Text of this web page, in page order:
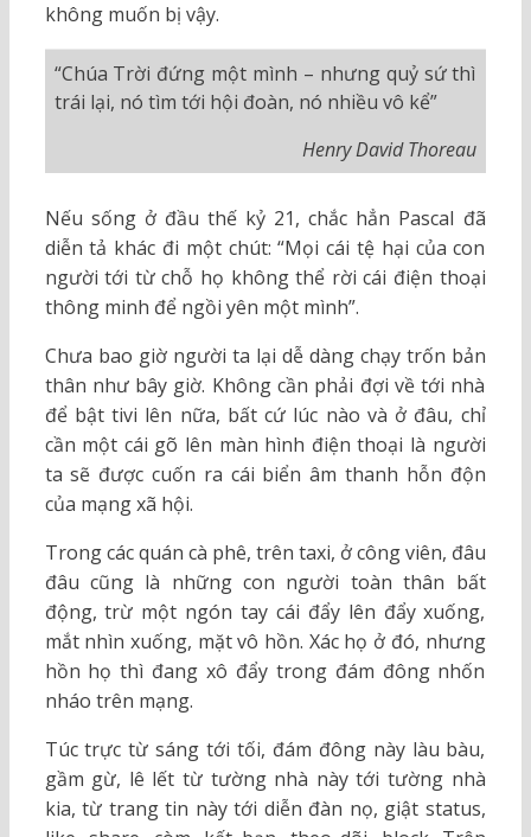
không muốn bị vậy.
“Chúa Trời đứng một mình – nhưng quỷ sứ thì
trái lại, nó tìm tới hội đoàn, nó nhiều vô kể”
Henry David Thoreau
Nếu sống ở đầu thế kỷ 21, chắc hẳn Pascal đã
diễn tả khác đi một chút: “Mọi cái tệ hại của con
người tới từ chỗ họ không thể rời cái điện thoại
thông minh để ngồi yên một mình”.
Chưa bao giờ người ta lại dễ dàng chạy trốn bản
thân như bây giờ. Không cần phải đợi về tới nhà
để bật tivi lên nữa, bất cứ lúc nào và ở đâu, chỉ
cần một cái gõ lên màn hình điện thoại là người
ta sẽ được cuốn ra cái biển âm thanh hỗn độn
của mạng xã hội.
Trong các quán cà phê, trên taxi, ở công viên, đâu
đâu cũng là những con người toàn thân bất
động, trừ một ngón tay cái đẩy lên đẩy xuống,
mắt nhìn xuống, mặt vô hồn. Xác họ ở đó, nhưng
hồn họ thì đang xô đẩy trong đám đông nhốn
nháo trên mạng.
Túc trực từ sáng tới tối, đám đông này làu bàu,
gầm gừ, lê lết từ tường nhà này tới tường nhà
kia, từ trang tin này tới diễn đàn nọ, giật status,